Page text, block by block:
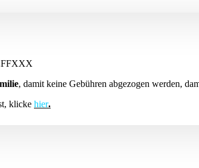
, damit keine Gebühren abgezogen werden,
klicke hier.